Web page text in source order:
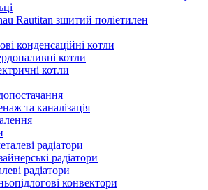
Rautitan зшитий поліетилен
конденсаційні котли
котли
котли
та каналізація
радіатори
радіатори
радіатори
конвектори